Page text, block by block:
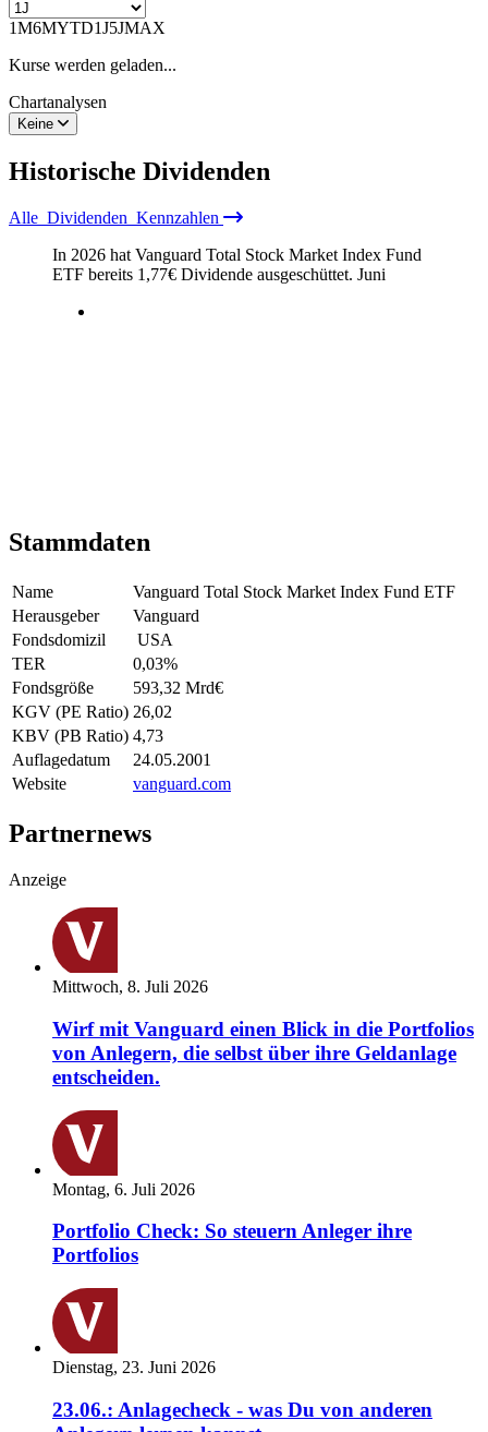
1M6MYTD1J5JMAX
Kurse werden geladen...
Chartanalysen
Keine
Historische Dividenden
Alle Dividenden Kennzahlen
In 2026 hat Vanguard Total Stock Market Index Fund
ETF bereits 1,77€ Dividende ausgeschüttet. Juni
Stammdaten
Name
Vanguard Total Stock Market Index Fund ETF
Herausgeber
Vanguard
Fondsdomizil
USA
TER
0,03%
Fondsgröße
593,32 Mrd€
KGV (PE Ratio) 26,02
KBV (PB Ratio) 4,73
Auflagedatum
24.05.2001
Website
vanguard.com
Partnernews
Anzeige
Mittwoch, 8. Juli 2026
Wirf mit Vanguard einen Blick in die Portfolios
von Anlegern, die selbst über ihre Geldanlage
entscheiden.
Montag, 6. Juli 2026
Portfolio Check: So steuern Anleger ihre
Portfolios
Dienstag, 23. Juni 2026
23.06.: Anlagecheck - was Du von anderen